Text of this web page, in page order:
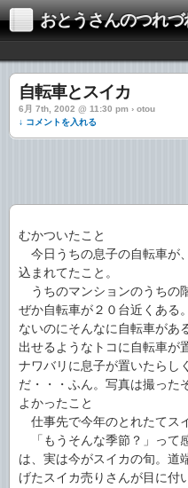
おとうさんのつれ
自転車とスイカ
6月 7th, 2002 @ 11:30 pm › otou
↓ コメントを入れる
むかついたこと
今日うちの息子の自転車が
込まれてたこと。
うちのマンションのうちの
ぜか自転車が２０台近くある
ないのにそんなに自転車があ
出せるようなトコに自転車が
ナワバリに息子が置いたらし
だ・・・ふん。写真は撮った
よかったこと
仕事先で今年のとれたてス
「もうそんな季節？」って
は、実は今がスイカの旬。道
げたスイカ売りさんが目に付